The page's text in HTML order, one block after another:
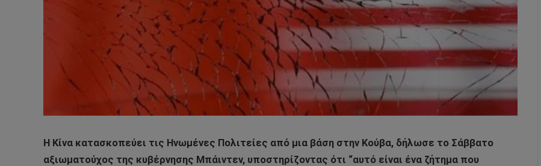
Η Κίνα κατασκοπεύει τις Ηνωμένες Πολιτείες από μια βάση στην Κούβα, δήλωσε το Σάββατο
αξιωματούχος της κυβέρνησης Μπάιντεν, υποστηρίζοντας ότι “αυτό είναι ένα ζήτημα που